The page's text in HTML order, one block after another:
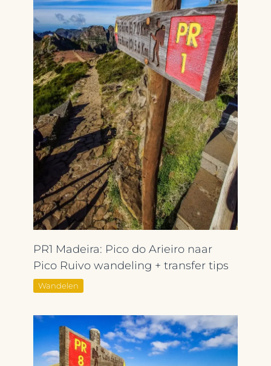
PR1 Madeira: Pico do Arieiro naar
Pico Ruivo wandeling + transfer tips
Wandelen